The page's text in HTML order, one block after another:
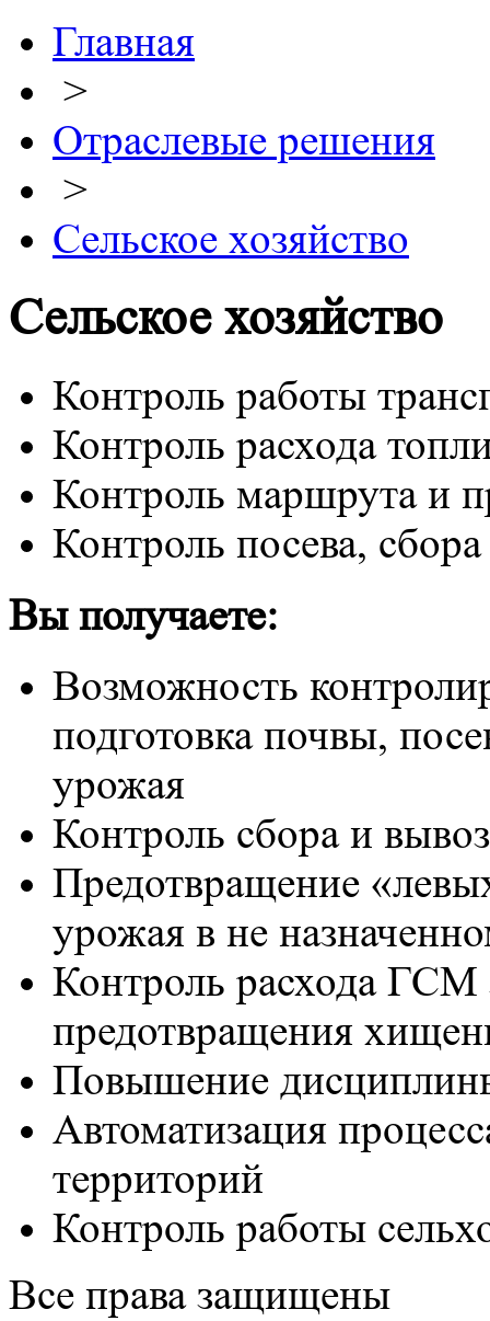
Главная
>
Отраслевые решения
>
Сельское хозяйство
Сельское хозяйство
Контроль работы
Контроль расхода
Контроль маршрута и
Контроль посева,
Вы получаете:
Возможность
подготовка почвы,
урожая
Контроль сбора и
Предотвращение
урожая в не
Контроль расхода ГСМ
предотвращения
Повышение
Автоматизация
территорий
Контроль работы
Все права защищены